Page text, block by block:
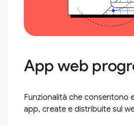
App web
Funzionalità che consentono
app, create e distribuite sul